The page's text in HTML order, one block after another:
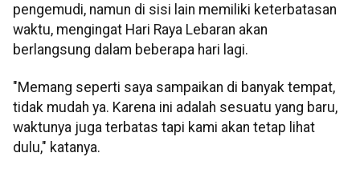
pengemudi, namun di sisi lain memiliki keterbatasan
waktu, mengingat Hari Raya Lebaran akan
berlangsung dalam beberapa hari lagi.
"Memang seperti saya sampaikan di banyak tempat,
tidak mudah ya. Karena ini adalah sesuatu yang baru,
waktunya juga terbatas tapi kami akan tetap lihat
dulu," katanya.